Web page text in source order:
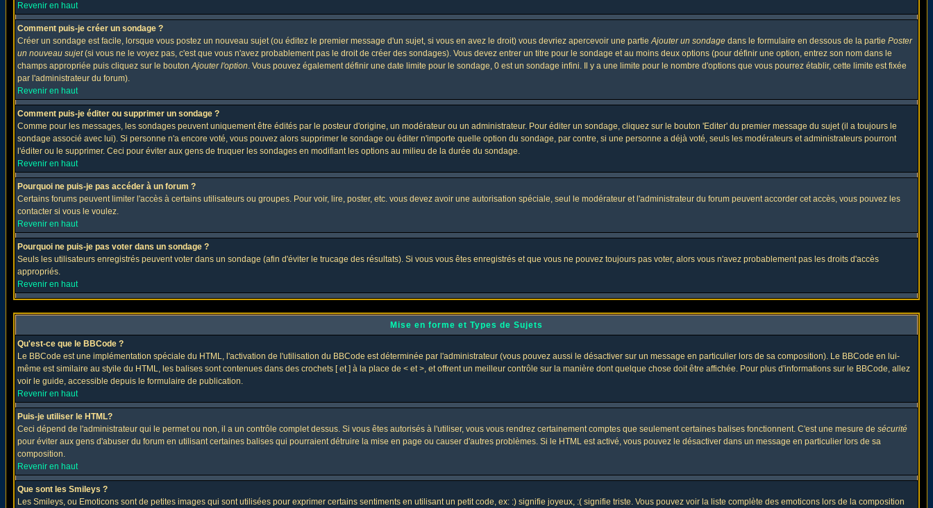
Revenir en haut
Comment puis-je créer un sondage ?
Créer un sondage est facile, lorsque vous postez un nouveau sujet (ou éditez le premier message d'un sujet, si vous en avez le droit) vous devriez apercevoir une partieAjouter un sondage dans le formulaire en dessous de la partie Poster
un nouveau sujet(si vous ne le voyez pas, c'est que vous n'avez probablement pas le droit de créer des sondages). Vous devez entrer un titre pour le sondage et au moins deux options (pour définir une option, entrez son nom dans le
champs appropriée puis cliquez sur le boutonAjouter l'option. Vous pouvez également définir une date limite pour le sondage, 0 est un sondage infini. Il y a une limite pour le nombre d'options que vous pourrez établir, cette limite est fixée
par l'administrateur du forum).
Revenir en haut
Comment puis-je éditer ou supprimer un sondage ?
Comme pour les messages, les sondages peuvent uniquement être édités par le posteur d'origine, un modérateur ou un administrateur. Pour éditer un sondage, cliquez sur le bouton 'Editer' du premier message du sujet (il a toujours le
sondage associé avec lui). Si personne n'a encore voté, vous pouvez alors supprimer le sondage ou éditer n'importe quelle option du sondage, par contre, si une personne a déjà voté, seuls les modérateurs et administrateurs pourront
l'éditer ou le supprimer. Ceci pour éviter aux gens de truquer les sondages en modifiant les options au milieu de la durée du sondage.
Revenir en haut
Pourquoi ne puis-je pas accéder à un forum ?
Certains forums peuvent limiter l'accès à certains utilisateurs ou groupes. Pour voir, lire, poster, etc. vous devez avoir une autorisation spéciale, seul le modérateur et l'administrateur du forum peuvent accorder cet accès, vous pouvez les
contacter si vous le voulez.
Revenir en haut
Pourquoi ne puis-je pas voter dans un sondage ?
Seuls les utilisateurs enregistrés peuvent voter dans un sondage (afin d'éviter le trucage des résultats). Si vous vous êtes enregistrés et que vous ne pouvez toujours pas voter, alors vous n'avez probablement pas les droits d'accès
appropriés.
Revenir en haut
Mise en forme et Types de Sujets
Qu'est-ce que le BBCode ?
Le BBCode est une implémentation spéciale du HTML, l'activation de l'utilisation du BBCode est déterminée par l'administrateur (vous pouvez aussi le désactiver sur un message en particulier lors de sa composition). Le BBCode en lui-
même est similaire au styile du HTML, les balises sont contenues dans des crochets [ et ] à la place de < et >, et offrent un meilleur contrôle sur la manière dont quelque chose doit être affichée. Pour plus d'informations sur le BBCode, allez
voir le guide, accessible depuis le formulaire de publication.
Revenir en haut
Puis-je utiliser le HTML?
Ceci dépend de l'administrateur qui le permet ou non, il a un contrôle complet dessus. Si vous êtes autorisés à l'utiliser, vous vous rendrez certainement comptes que seulement certaines balises fonctionnent. C'est une mesure de sécurité
pour éviter aux gens d'abuser du forum en utilisant certaines balises qui pourraient détruire la mise en page ou causer d'autres problèmes. Si le HTML est activé, vous pouvez le désactiver dans un message en particulier lors de sa
composition.
Revenir en haut
Que sont les Smileys ?
Les Smileys, ou Emoticons sont de petites images qui sont utilisées pour exprimer certains sentiments en utilisant un petit code, ex: :) signifie joyeux, :( signifie triste. Vous pouvez voir la liste complète des emoticons lors de la composition